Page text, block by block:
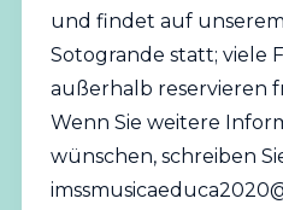
und findet auf
Sotogrande statt; viele
außerhalb reservieren
Wenn Sie weitere
wünschen, schreiben